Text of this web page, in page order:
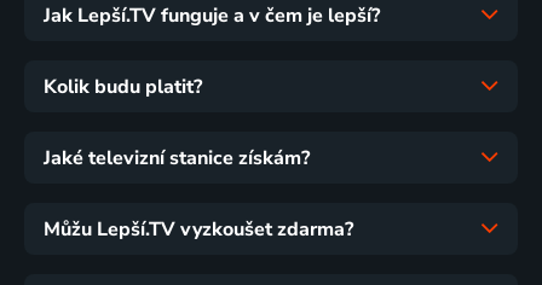
Jak Lepší.TV funguje a v čem je lepší?
Kolik budu platit?
Jaké televizní stanice získám?
Můžu Lepší.TV vyzkoušet zdarma?